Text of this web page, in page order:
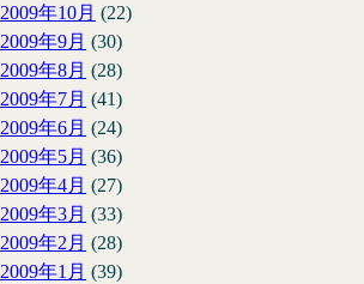
2009年10月 (22)
2009年9月 (30)
2009年8月 (28)
2009年7月 (41)
2009年6月 (24)
2009年5月 (36)
2009年4月 (27)
2009年3月 (33)
2009年2月 (28)
2009年1月 (39)